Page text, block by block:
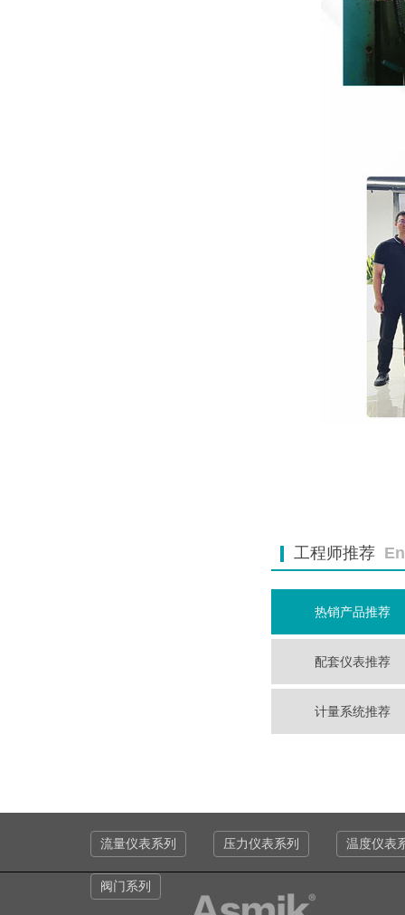
工程师推荐
热销产品推荐
配套仪表推荐
计量系统推荐
流量仪表系列 压力仪表系列 温度仪表
阀门系列